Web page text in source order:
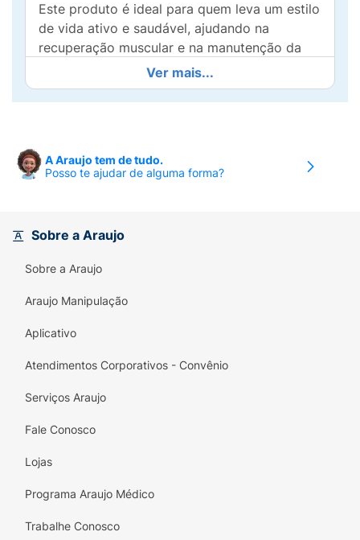
Este produto é ideal para quem leva um estilo
de vida ativo e saudável, ajudando na
recuperação muscular e na manutenção da
massa magra. O sabor irresistível de leite,
cacau e avelã proporciona uma experiência
rica e cremosa, transformando cada shake em
Ótimo para ser consumido após o treino,
entre as refeições ou como um lanche
versatilidade permite que você desfrute de
Ver mais...
A Araujo tem de tudo.
Posso te ajudar de alguma forma?
Sobre a Araujo
Sobre a Araujo
Araujo Manipulação
Aplicativo
Atendimentos Corporativos - Convênio
Serviços Araujo
Fale Conosco
Lojas
Programa Araujo Médico
Trabalhe Conosco